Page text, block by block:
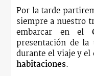
Por la tarde
siempre a nuestro
embarcar en el
presentación de la
durante el viaje y
habitaciones.